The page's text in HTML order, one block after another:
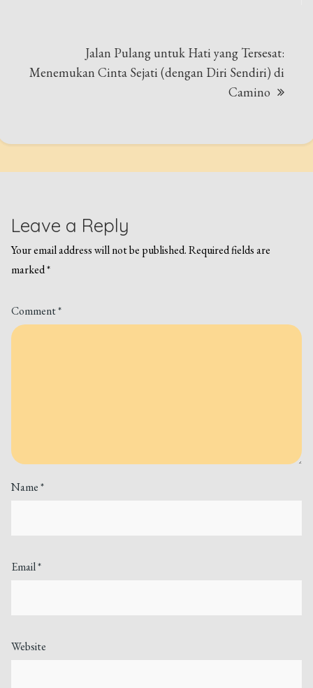
Jalan Pulang untuk Hati yang Tersesat:
Menemukan Cinta Sejati (dengan Diri Sendiri) di
Camino
Leave a Reply
Your email address will not be published. Required fields are
marked*
Comment*
Name*
Email*
Website